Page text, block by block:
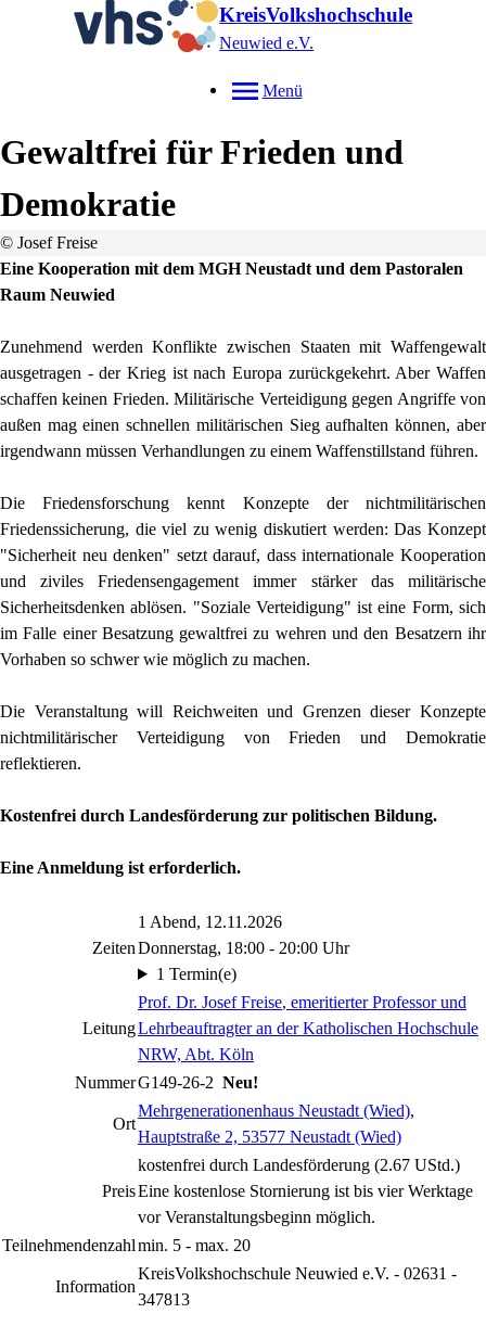
KreisVolkshochschule
Neuwied e.V.
Menü
Gewaltfrei für Frieden und
Demokratie
© Josef Freise
Eine Kooperation mit dem MGH Neustadt und dem Pastoralen
Raum Neuwied
Zunehmend werden Konflikte zwischen Staaten mit Waffengewalt
ausgetragen - der Krieg ist nach Europa zurückgekehrt. Aber Waffen
schaffen keinen Frieden. Militärische Verteidigung gegen Angriffe von
außen mag einen schnellen militärischen Sieg aufhalten können, aber
irgendwann müssen Verhandlungen zu einem Waffenstillstand führen.
Die Friedensforschung kennt Konzepte der nichtmilitärischen
Friedenssicherung, die viel zu wenig diskutiert werden: Das Konzept
"Sicherheit neu denken" setzt darauf, dass internationale Kooperation
und ziviles Friedensengagement immer stärker das militärische
Sicherheitsdenken ablösen. "Soziale Verteidigung" ist eine Form, sich
im Falle einer Besatzung gewaltfrei zu wehren und den Besatzern ihr
Vorhaben so schwer wie möglich zu machen.
Die Veranstaltung will Reichweiten und Grenzen dieser Konzepte
nichtmilitärischer Verteidigung von Frieden und Demokratie
reflektieren.
Kostenfrei durch Landesförderung zur politischen Bildung.
Eine Anmeldung ist erforderlich.
Zeiten
1 Abend, 12.11.2026
Donnerstag, 18:00 - 20:00 Uhr
1 Termin(e)
Leitung
Prof. Dr. Josef Freise, emeritierter Professor und
Lehrbeauftragter an der Katholischen Hochschule
NRW, Abt. Köln
NummerG149-26-2 Neu!
Ort
Mehrgenerationenhaus Neustadt (Wied),
Hauptstraße 2, 53577 Neustadt (Wied)
Preis
kostenfrei durch Landesförderung (2.67 UStd.)
Eine kostenlose Stornierung ist bis vier Werktage
vor Veranstaltungsbeginn möglich.
Teilnehmendenzahlmin. 5 - max. 20
Information
KreisVolkshochschule Neuwied e.V. - 02631 -
347813